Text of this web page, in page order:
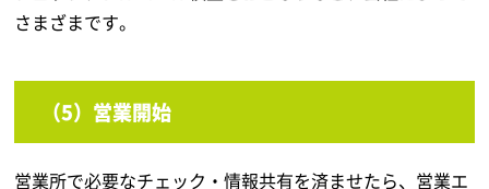
さまざまです。
（5）営業開始
営業所で必要なチェック・情報共有を済ませたら、営業エ